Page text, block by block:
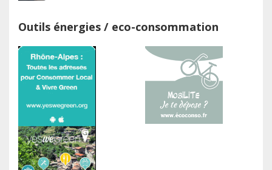
Outils énergies / eco-consommation